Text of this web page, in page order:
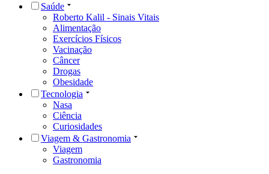
Saúde
Roberto Kalil - Sinais Vitais
Alimentação
Exercícios Físicos
Vacinação
Câncer
Drogas
Obesidade
Tecnologia
Nasa
Ciência
Curiosidades
Viagem & Gastronomia
Viagem
Gastronomia